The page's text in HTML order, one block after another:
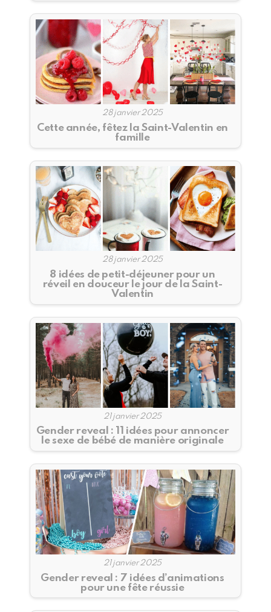
28 janvier 2025
Cette année, fêtez la Saint-Valentin en
famille
28 janvier 2025
8 idées de petit-déjeuner pour un
réveil en douceur le jour de la Saint-
Valentin
21 janvier 2025
Gender reveal : 11 idées pour annoncer
le sexe de bébé de manière originale
21 janvier 2025
Gender reveal : 7 idées d’animations
pour une fête réussie